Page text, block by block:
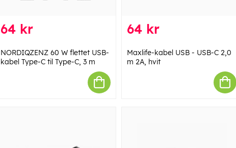
64 kr
NORDIQZENZ 60 W flettet USB-
kabel Type-C til Type-C, 3 m
64 kr
Maxlife-kabel USB - USB-C 2,0
m 2A, hvit